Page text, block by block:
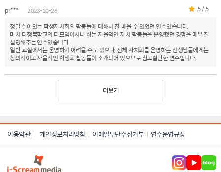
pr*** 2023-10-26
5 / 5
정말 살아있는 학생자치회의 활동들에 대해서 잘 배울 수 있었던 연수였습니다.
마치 다행복학교의 다모임에서나 하는 자율적인 자치 활동들을 운영했던 경험을 매우 잘
설명해주는 연수였습니다.
일반 교실에서는 운영하기 어려울 수도 있으나, 전체 자치회를 운영하는 선생님들에게는
창의적이고 자율적인 학생회 활동들이 소개되어 있으므로 참고할만한 연수입니다.
더보기
이용약관 | 개인정보처리방침 이메일무단수집거부 연수운영규정